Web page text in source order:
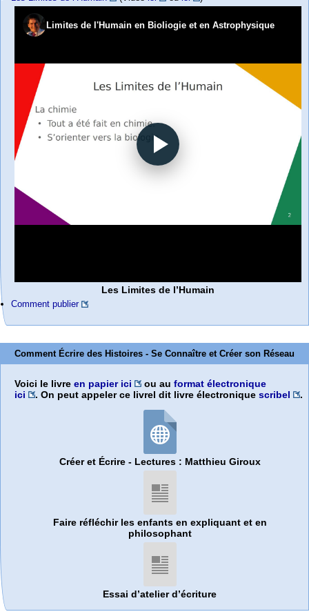
Les Limites de l’Humain
Comment publier
Comment Écrire des Histoires - Se Connaître et Créer son Réseau
Voici le livre en papier ici ou au format électronique
ici
. On peut appeler ce livrel dit livre électronique scribel .
Créer et Écrire - Lectures : Matthieu Giroux
Faire réfléchir les enfants en expliquant et en
philosophant
Essai d’atelier d’écriture